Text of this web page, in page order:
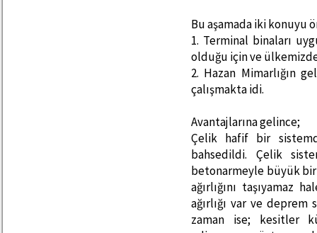
Bu aşamada iki konuyu
1. Terminal binaları
olduğu için ve
2. Hazan Mimarlığın
çalışmakta idi.
Avantajlarına gelince;
Çelik hafif bir
bahsedildi. Çelik
betonarmeyle büyük bir
ağırlığını
ağırlığı var ve deprem
zaman ise; kesitler